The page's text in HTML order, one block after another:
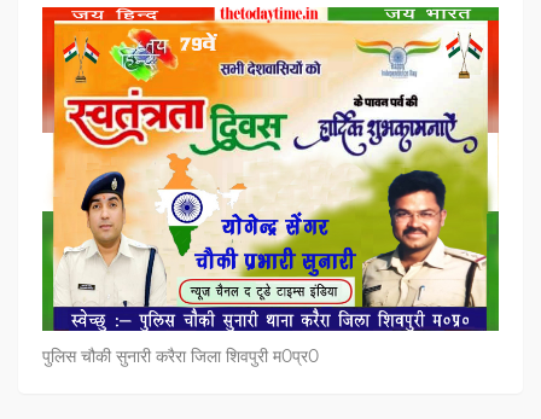
पुलिस चौकी सुनारी करैरा जिला शिवपुरी म0प्र0